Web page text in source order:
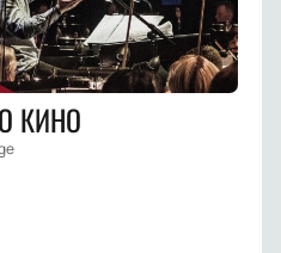
КИНО